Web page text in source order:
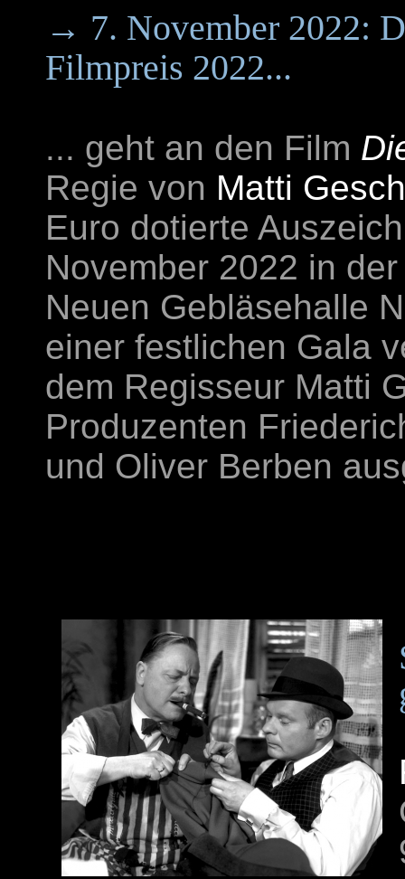
→ 7. November 2022:
Filmpreis 2022...
... geht an den Film
Regie von Matti
Euro dotierte
November 2022 in
Neuen Gebläsehalle
einer festlichen Gala
dem Regisseur Matti
Produzenten
und Oliver Berben